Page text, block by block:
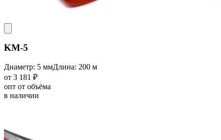
KM-5
Диаметр: 5 ммДлина: 200 м
от 3 181 ₽
опт от объёма
в наличии